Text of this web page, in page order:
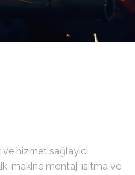
hizmet sağlayıcı
makine montaj, ısıtma ve